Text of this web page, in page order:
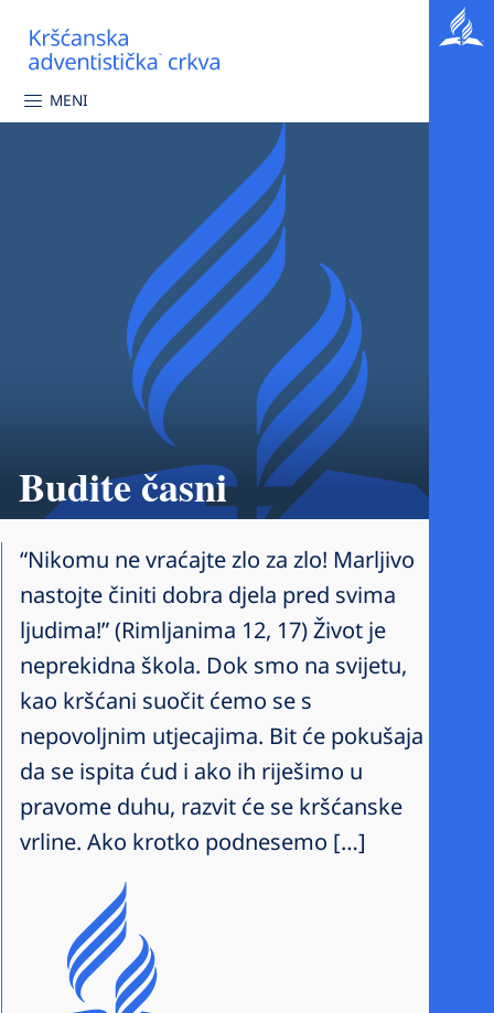
MENI
Budite časni
“Nikomu ne vraćajte zlo za zlo! Marljivo
nastojte činiti dobra djela pred svima
ljudima!” (Rimljanima 12, 17) Život je
neprekidna škola. Dok smo na svijetu,
kao kršćani suočit ćemo se s
nepovoljnim utjecajima. Bit će pokušaja
da se ispita ćud i ako ih riješimo u
pravome duhu, razvit će se kršćanske
vrline. Ako krotko podnesemo […]